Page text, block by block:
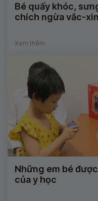
Bé quấy khóc,
chích ngừa vắc-
Xem thêm
Những em bé
của y học